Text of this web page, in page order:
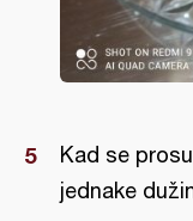
Kad se
jednake